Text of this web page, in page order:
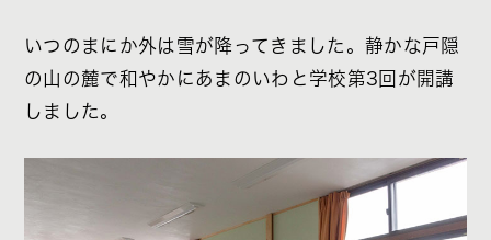
いつのまにか外は雪が降ってきました。静かな戸隠
の山の麓で和やかにあまのいわと学校第3回が開講
しました。​​​